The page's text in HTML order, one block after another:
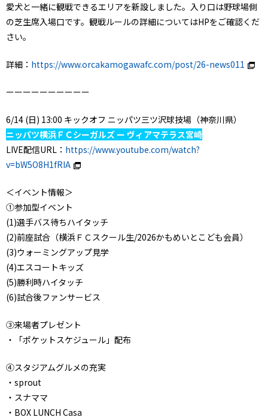
愛犬と一緒に観戦できるエリアを新設しました。入り口は野球場側
の芝生席入場口です。観戦ルールの詳細についてはHPをご確認くだ
さい。
詳細： https://www.orcakamogawafc.com/post/26-news011
ーーーーーーーーーー
6/14 (日) 13:00 キックオフ ニッパツ三ツ沢球技場（神奈川県）
ニッパツ横浜ＦＣシーガルズ ー ヴィアマテラス宮崎
LIVE配信URL： https://www.youtube.com/watch?
v=bW5O8H1fRIA
＜イベント情報＞
①参加型イベント
(1)選手バス待ちハイタッチ
(2)前座試合（横浜ＦＣスクール生/2026かもめいとこども会員）
(3)ウォーミングアップ見学
(4)エスコートキッズ
(5)勝利時ハイタッチ
(6)試合後ファンサービス
③来場者プレゼント
・「ポケットスケジュール」配布
④スタジアムグルメの充実
・sprout
・スナママ
・BOX LUNCH Casa